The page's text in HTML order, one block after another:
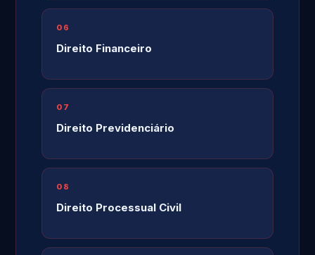
06
Direito Financeiro
07
Direito Previdenciário
08
Direito Processual Civil